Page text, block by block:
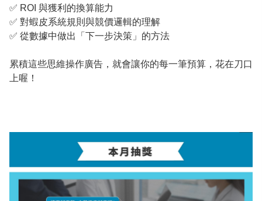
✅ ROI 與獲利的換算能力
✅ 對蝦皮系統規則與競價邏輯的理解
✅ 從數據中做出「下一步決策」的方法
累積這些思維操作廣告，就會讓你的每一筆預算，花在刀口
上喔！